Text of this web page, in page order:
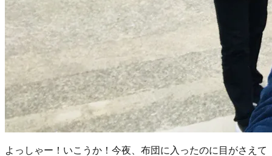
よっしゃー！いこうか！今夜、布団に入ったのに目がさえて